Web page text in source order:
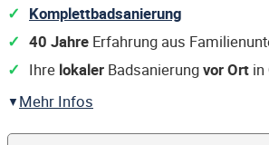
Komplettbadsanierung
40 Jahre Erfahrung aus
Ihre lokaler Badsanierungvor Ort in
Mehr Infos